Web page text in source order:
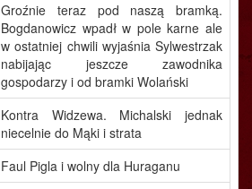
Groźnie teraz pod naszą bramką.
Bogdanowicz wpadł w pole karne ale
w ostatniej chwili wyjaśnia Sylwestrzak
nabijając jeszcze zawodnika
gospodarzy i od bramki Wolański
Kontra Widzewa. Michalski jednak
niecelnie do Mąki i strata
Faul Pigla i wolny dla Huraganu